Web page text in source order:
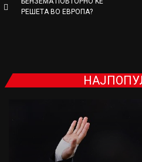
РЕШЕТА ВО ЕВРОПА?